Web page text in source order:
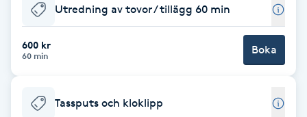
Diamantslipning
Extensions
Utredning av tovor / tillägg 60 min
600 kr
60 min Boka
Tassputs och kloklipp